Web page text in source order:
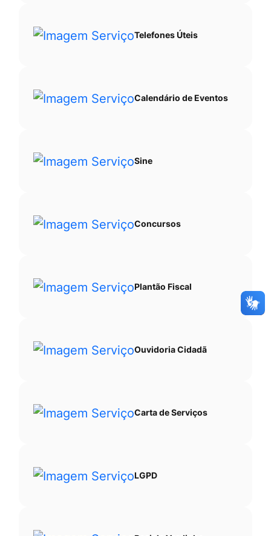
Telefones Úteis
Calendário de Eventos
Sine
Concursos
Plantão Fiscal
Ouvidoria Cidadã
Carta de Serviços
LGPD